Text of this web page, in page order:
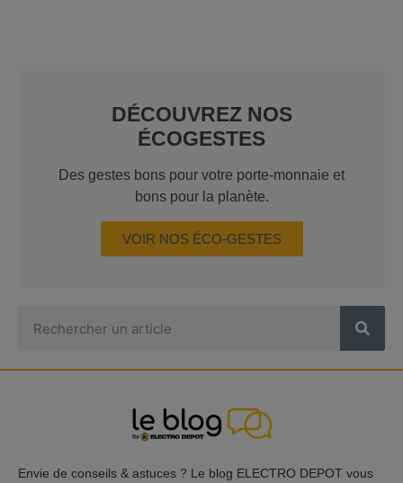
DÉCOUVREZ NOS
ÉCOGESTES
Des gestes bons pour votre porte-monnaie et
bons pour la planète.
VOIR NOS ÉCO-GESTES
Envie de conseils & astuces ? Le blog ELECTRO DEPOT vous